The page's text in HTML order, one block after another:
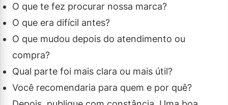
O que te fez procurar nossa marca?
O que era difícil antes?
O que mudou depois do atendimento ou
compra?
Qual parte foi mais clara ou mais útil?
Você recomendaria para quem e por quê?